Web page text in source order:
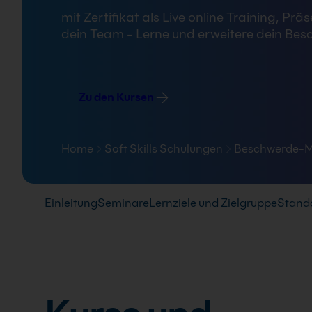
mit Zertifikat als Live online Training,
dein Team - Lerne und erweitere dein
Zu den Kursen
Pfad-Navigation
Home Soft Skills Schulungen Beschwerde-
EinleitungSeminareLernziele und Zielgruppe